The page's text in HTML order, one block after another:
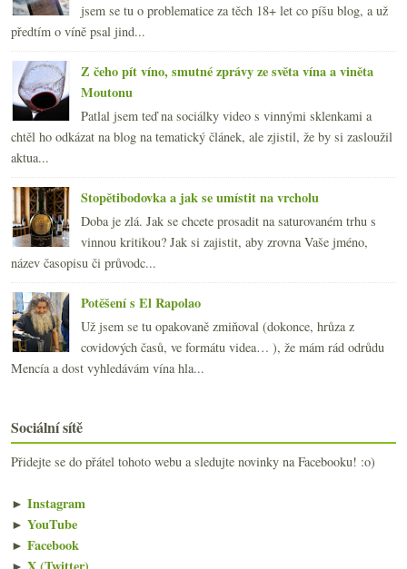
jsem se tu o problematice za těch 18+ let co píšu blog, a už
předtím o víně psal jind...
Z čeho pít víno, smutné zprávy ze světa vína a viněta
Moutonu
Patlal jsem teď na sociálky video s vinnými sklenkami a
chtěl ho odkázat na blog na tematický článek, ale zjistil, že by si zasloužil
aktua...
Stopětibodovka a jak se umístit na vrcholu
Doba je zlá. Jak se chcete prosadit na saturovaném trhu s
vinnou kritikou? Jak si zajistit, aby zrovna Vaše jméno,
název časopisu či průvodc...
Potěšení s El Rapolao
Už jsem se tu opakovaně zmiňoval (dokonce, hrůza z
covidových časů, ve formátu videa… ), že mám rád odrůdu
Mencía a dost vyhledávám vína hla...
Sociální sítě
Přidejte se do přátel tohoto webu a sledujte novinky na Facebooku! :o)
► Instagram
► YouTube
► Facebook